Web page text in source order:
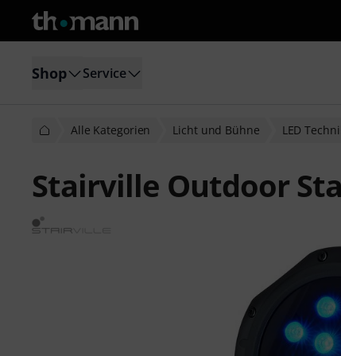
Shop Service
Alle Kategorien Licht und Bühne LED
Stairville Outdoor